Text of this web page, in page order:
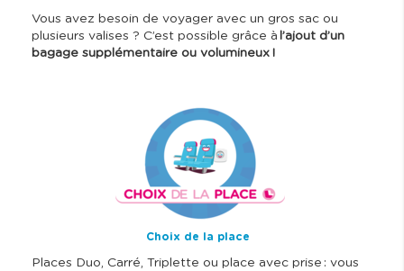
Vous avez besoin de voyager avec un gros sac ou
plusieurs valises ? C’est possible grâce à l’ajout d’un
bagage supplémentaire ou volumineux !
Choix de la place
Places Duo, Carré, Triplette ou place avec prise : vous